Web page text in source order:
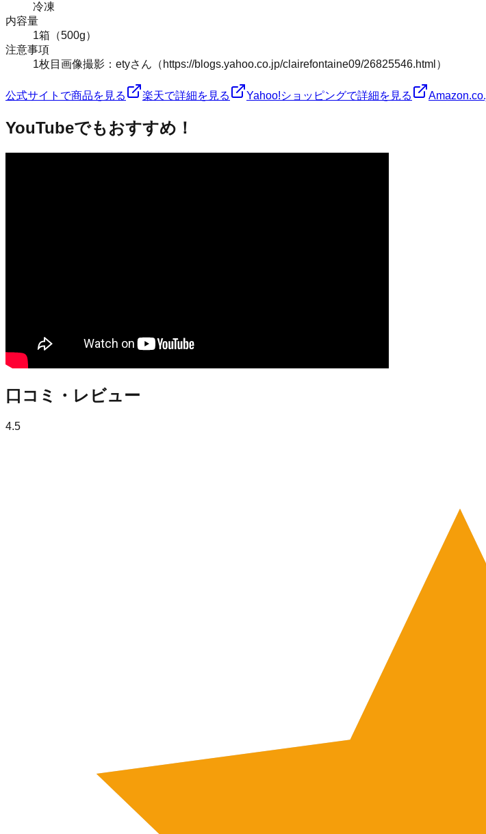
冷凍
内容量
1箱（500g）
注意事項
1枚目画像撮影：etyさん（https://blogs.yahoo.co.jp/clairefontaine09/26825546.html）
公式サイトで商品を見る 楽天で詳細を見る Yahoo!ショッピングで詳細を見る
YouTubeでもおすすめ！
口コミ・レビュー
4.5